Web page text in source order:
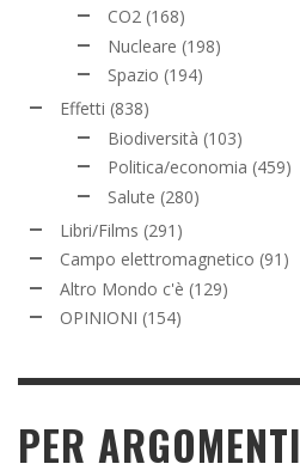
CO2 (168)
Nucleare (198)
Spazio (194)
Effetti (838)
Biodiversità (103)
Politica/economia (459)
Salute (280)
Libri/Films (291)
Campo elettromagnetico (91)
Altro Mondo c'è (129)
OPINIONI (154)
PER ARGOMENTI